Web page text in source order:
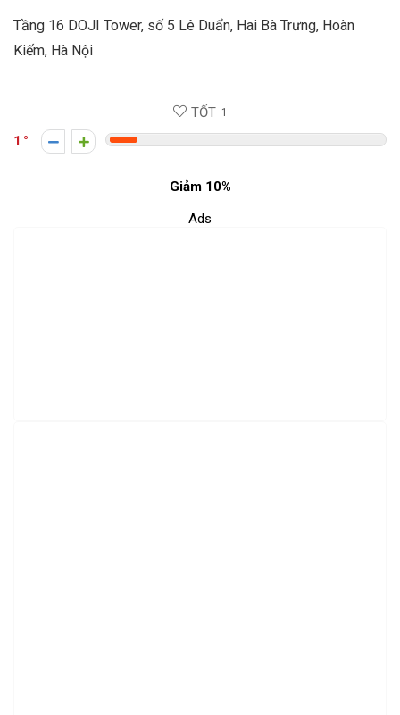
Tầng 16 DOJI Tower, số 5 Lê Duẩn, Hai Bà Trưng, Hoàn
Kiếm, Hà Nội
TỐT 1
1
Giảm 10%
Ads